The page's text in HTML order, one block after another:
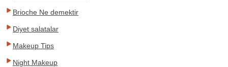
Brioche Ne demektir
Diyet salatalar
Makeup Tips
Night Makeup